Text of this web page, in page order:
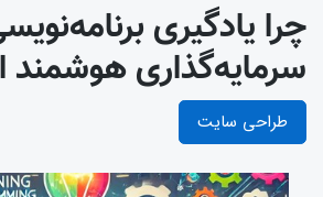
چرا یادگیری
سرمایه‌گذاری
طراحی سایت